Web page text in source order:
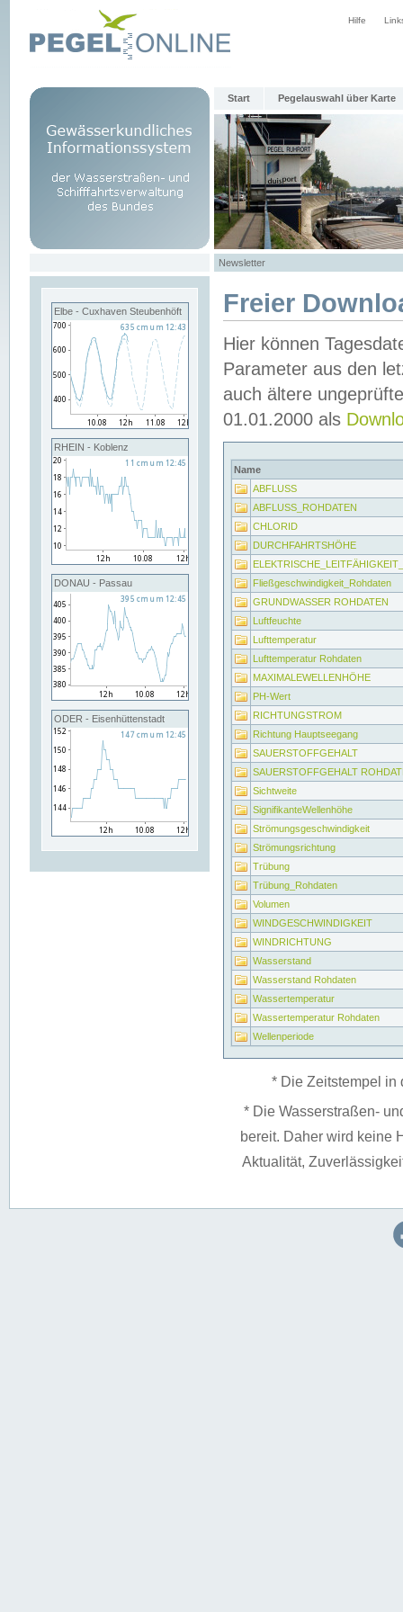
Hilfe
Start Pegelauswahl über Karte
Newsletter
Elbe - Cuxhaven Steubenhöft
RHEIN - Koblenz
DONAU - Passau
ODER - Eisenhüttenstadt
Freier
Hier können
Parameter aus den
auch ältere
01.01.2000 als
Name
ABFLUSS
ABFLUSS_ROHDATEN
CHLORID
DURCHFAHRTSHÖHE
Fließgeschwindigkeit_Rohdaten
GRUNDWASSER ROHDATEN
Luftfeuchte
Lufttemperatur
Lufttemperatur Rohdaten
MAXIMALEWELLENHÖHE
PH-Wert
RICHTUNGSTROM
Richtung Hauptseegang
SAUERSTOFFGEHALT
SAUERSTOFFGEHALT
Sichtweite
SignifikanteWellenhöhe
Strömungsgeschwindigkeit
Strömungsrichtung
Trübung
Trübung_Rohdaten
Volumen
WINDGESCHWINDIGKEIT
WINDRICHTUNG
Wasserstand
Wasserstand Rohdaten
Wassertemperatur
Wassertemperatur Rohdaten
Wellenperiode
* Die Zeitstempel in
* Die Wasserstraßen-
bereit. Daher wird keine
Aktualität,